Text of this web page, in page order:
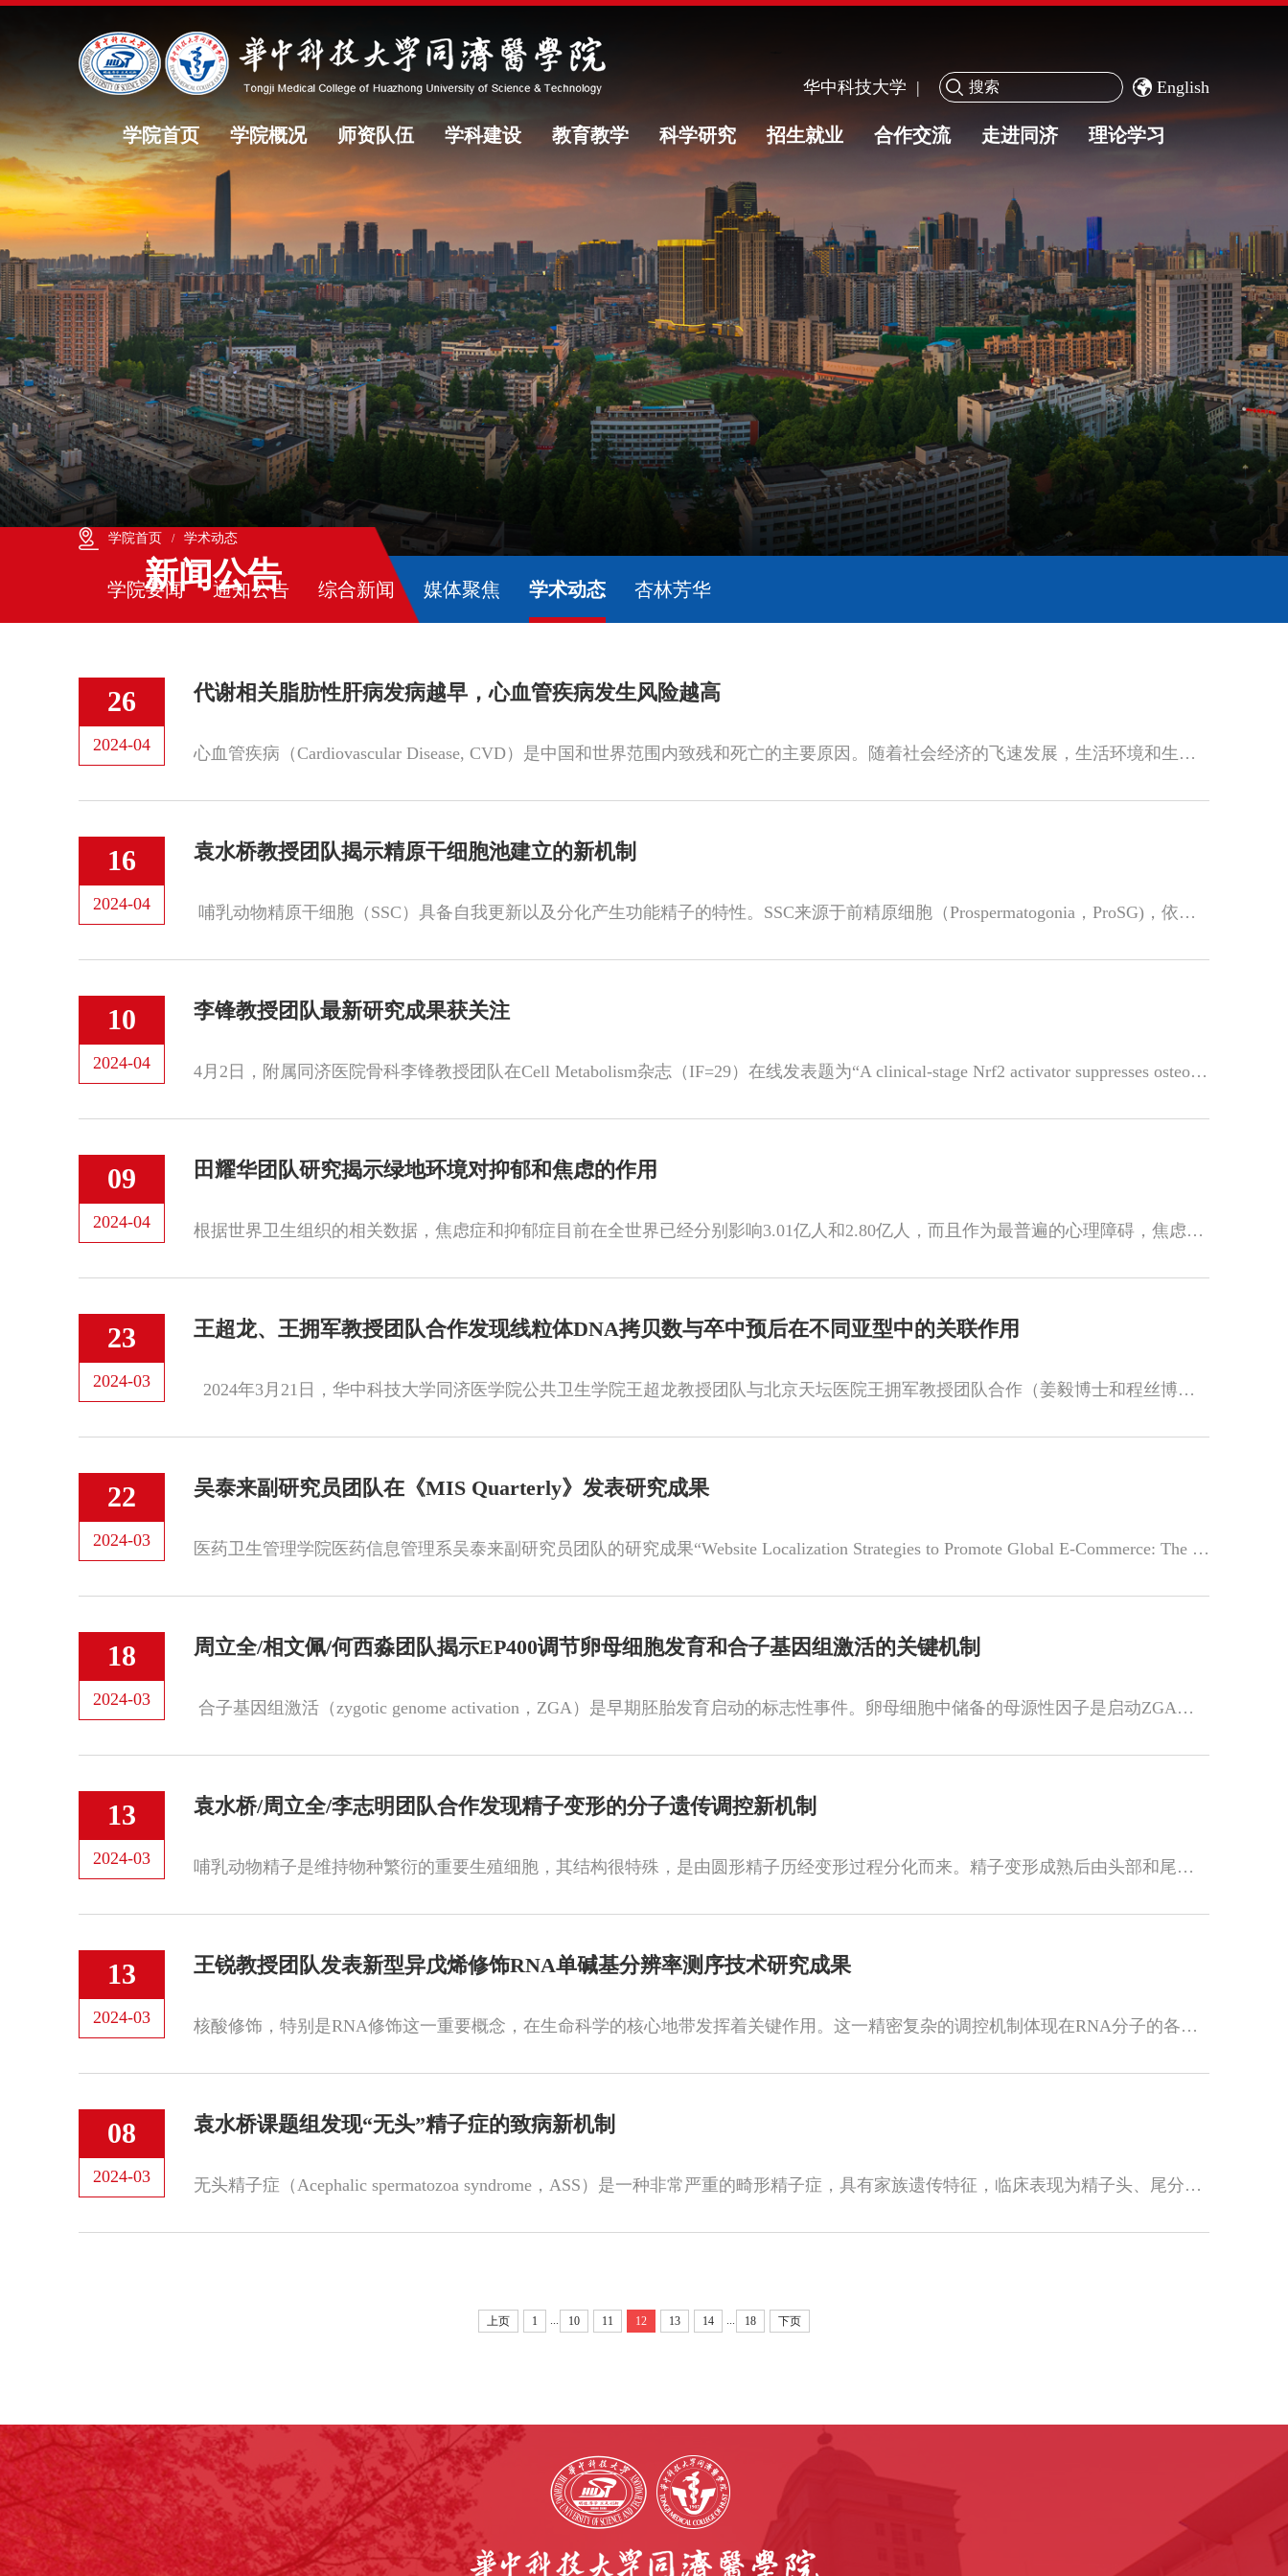
华中科技大学 | English
学院首页 学院概况 师资队伍 学科建设 教育教学 科学研究 招生就业 合作交流 走进同济 理论学习
新闻公告
学院首页 / 学术动态
学院要闻 通知公告 综合新闻 媒体聚焦 学术动态 杏林芳华
26
2024-04
代谢相关脂肪性肝病发病越早，心血管疾病发生风险越高
心血管疾病（Cardiovascular Disease, CVD）是中国和世界范围内致残和死亡的主要原因。随着社会经济的飞速发展，生活环境和生活方式发生巨大转变，年...
16
2024-04
袁水桥教授团队揭示精原干细胞池建立的新机制
哺乳动物精原干细胞（SSC）具备自我更新以及分化产生功能精子的特性。SSC来源于前精原细胞（Prospermatogonia，ProSG)，依次发育为增殖型前精原细胞...
10
2024-04
李锋教授团队最新研究成果获关注
4月2日，附属同济医院骨科李锋教授团队在Cell Metabolism杂志（IF=29）在线发表题为“A clinical-stage Nrf2 activator suppresses osteoclast diffe...
09
2024-04
田耀华团队研究揭示绿地环境对抑郁和焦虑的作用
根据世界卫生组织的相关数据，焦虑症和抑郁症目前在全世界已经分别影响3.01亿人和2.80亿人，而且作为最普遍的心理障碍，焦虑症和抑郁症常常共存。如...
23
2024-03
王超龙、王拥军教授团队合作发现线粒体DNA拷贝数与卒中预后在不同亚型中的关联作用
2024年3月21日，华中科技大学同济医学院公共卫生学院王超龙教授团队与北京天坛医院王拥军教授团队合作（姜毅博士和程丝博士为共同第一作者）在权威...
22
2024-03
吴泰来副研究员团队在《MIS Quarterly》发表研究成果
医药卫生管理学院医药信息管理系吴泰来副研究员团队的研究成果“Website Localization Strategies to Promote Global E-Commerce: The Moderating R...
18
2024-03
周立全/相文佩/何西淼团队揭示EP400调节卵母细胞发育和合子基因组激活的关键机制
合子基因组激活（zygotic genome activation，ZGA）是早期胚胎发育启动的标志性事件。卵母细胞中储备的母源性因子是启动ZGA进行的重要驱动力，揭示...
13
2024-03
袁水桥/周立全/李志明团队合作发现精子变形的分子遗传调控新机制
哺乳动物精子是维持物种繁衍的重要生殖细胞，其结构很特殊，是由圆形精子历经变形过程分化而来。精子变形成熟后由头部和尾部组成，头部包含单倍染色...
13
2024-03
王锐教授团队发表新型异戊烯修饰RNA单碱基分辨率测序技术研究成果
核酸修饰，特别是RNA修饰这一重要概念，在生命科学的核心地带发挥着关键作用。这一精密复杂的调控机制体现在RNA分子的各个组成部分，如碱基、糖基或...
08
2024-03
袁水桥课题组发现“无头”精子症的致病新机制
无头精子症（Acephalic spermatozoa syndrome，ASS）是一种非常严重的畸形精子症，具有家族遗传特征，临床表现为精子头、尾分离，男性不育。早在2015...
上页 1 10 11 12 13 14 18 下页